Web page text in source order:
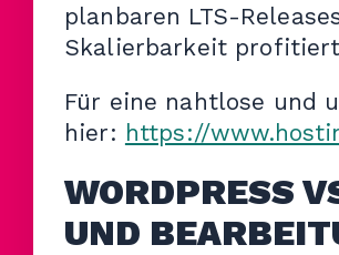
planbaren LTS-
Skalierbarkeit
Für eine nahtlose und
hier: https://
WORDPRESS
UND